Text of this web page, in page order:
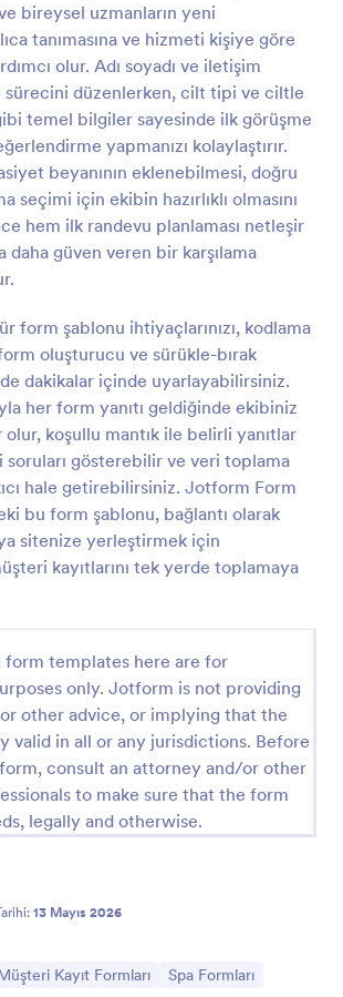
bireysel uzmanların yeni
tanımasına ve hizmeti kişiye göre
olur. Adı soyadı ve iletişim
sürecini düzenlerken, cilt tipi ve ciltle
temel bilgiler sayesinde ilk görüşme
yapmanızı kolaylaştırır.
beyanının eklenebilmesi, doğru
seçimi için ekibin hazırlıklı olmasını
hem ilk randevu planlaması netleşir
daha güven veren bir karşılama
form şablonu ihtiyaçlarınızı, kodlama
oluşturucu ve sürükle-bırak
dakikalar içinde uyarlayabilirsiniz.
her form yanıtı geldiğinde ekibiniz
olur, koşullu mantık ile belirli yanıtlar
gösterebilir ve veri toplama
hale getirebilirsiniz. Jotform Form
bu form şablonu, bağlantı olarak
sitenize yerleştirmek için
kayıtlarını tek yerde toplamaya
form templates here are for
only. Jotform is not providing
other advice, or implying that the
valid in all or any jurisdictions. Before
consult an attorney and/or other
to make sure that the form
legally and otherwise.
13 Mayıs 2026
git:
Kayıt Formları Kategoriye git:
Spa Formları
Önizleme
Onay Formu
onay formu sayesinde güzellik salonu
gelen müşterinizden bazı ön koşul
Şablon Kullan
Önizleme